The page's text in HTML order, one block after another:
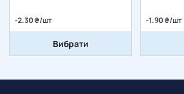
-2.30 ₴/шт
Вибрати
-1.90 ₴/шт